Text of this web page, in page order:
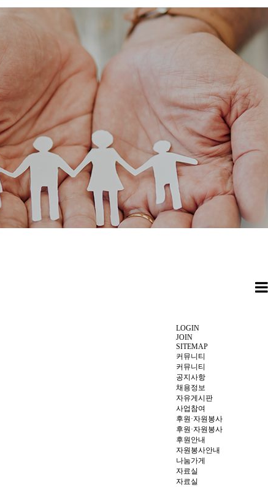
LOGIN
JOIN
SITEMAP
커뮤니티
커뮤니티
공지사항
채용정보
자유게시판
사업참여
후원·자원봉사
후원·자원봉사
후원안내
자원봉사안내
나눔가게
자료실
자료실